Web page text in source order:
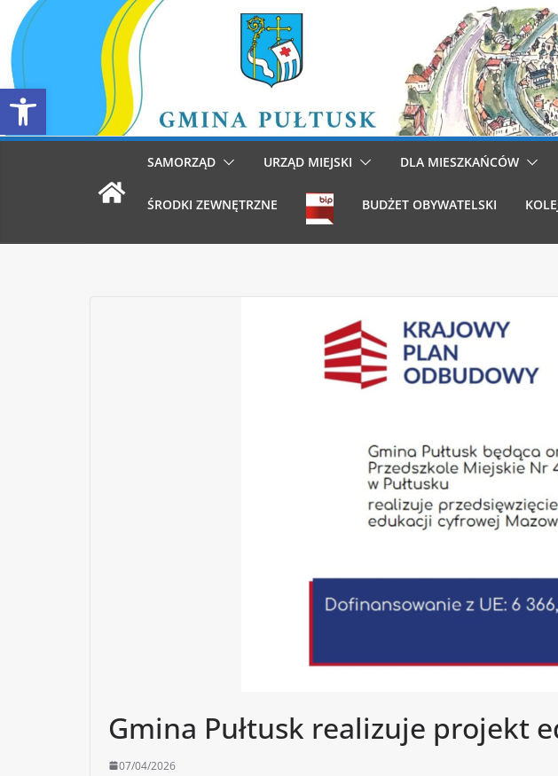
Otwórz pasek narzędzi
Przejdź
do
treści
SAMORZĄD URZĄD MIEJSKI DLA MIESZKAŃCÓW
ŚRODKI ZEWNĘTRZNE BUDŻET OBYWATELSKI
Gmina Pułtusk realizuje projekt
07/04/2026